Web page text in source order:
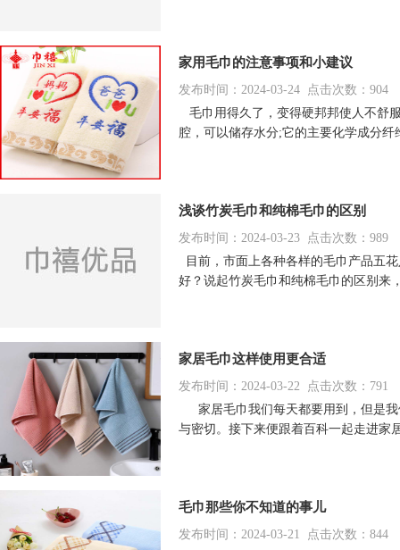
家用毛巾的注意事项和小建议
发布时间：2024-03-24 点击次数：904
毛巾用得久了，变得硬邦邦使人不舒
腔，可以储存水分;它的主要化学成分
浅谈竹炭毛巾和纯棉毛巾的区别
发布时间：2024-03-23 点击次数：989
目前，市面上各种各样的毛巾产品五
好？说起竹炭毛巾和纯棉毛巾的区别来
家居毛巾这样使用更合适
发布时间：2024-03-22 点击次数：791
家居毛巾我们每天都要用到，但是我
与密切。接下来便跟着百科一起走进
毛巾那些你不知道的事儿
发布时间：2024-03-21 点击次数：844